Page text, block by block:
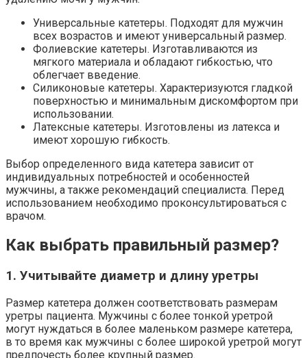
Универсальные катетеры. Подходят для мужчин
всех возрастов и имеют универсальный размер.
Фолиевские катетеры. Изготавливаются из
мягкого материала и обладают гибкостью, что
облегчает введение.
Силиконовые катетеры. Характеризуются гладкой
поверхностью и минимальным дискомфортом при
использовании.
Латексные катетеры. Изготовлены из латекса и
имеют хорошую гибкость.
Выбор определенного вида катетера зависит от
индивидуальных потребностей и особенностей
мужчины, а также рекомендаций специалиста. Перед
использованием необходимо проконсультироваться с
врачом.
Как выбрать правильный размер?
1. Учитывайте диаметр и длину уретры
Размер катетера должен соответствовать размерам
уретры пациента. Мужчины с более тонкой уретрой
могут нуждаться в более маленьком размере катетера,
в то время как мужчины с более широкой уретрой могут
предпочесть более крупный размер.